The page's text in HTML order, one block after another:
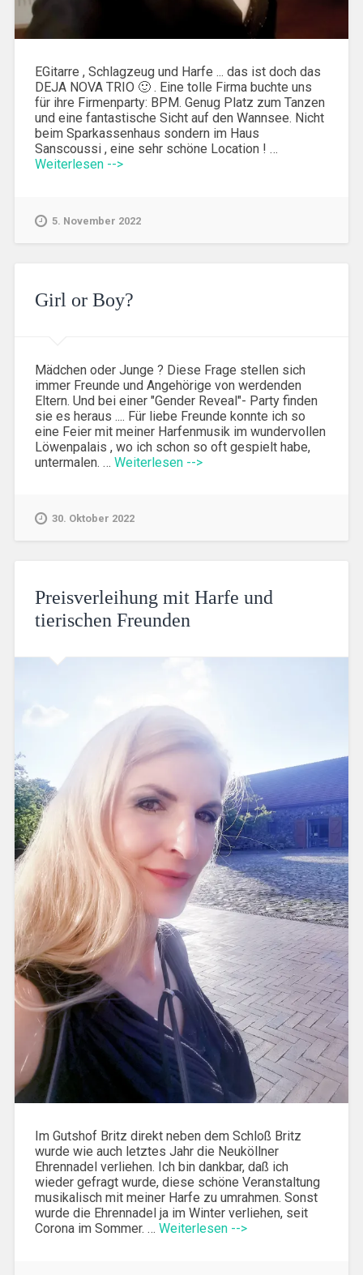
EGitarre , Schlagzeug und Harfe ... das ist doch das
DEJA NOVA TRIO 🙂 . Eine tolle Firma buchte uns
für ihre Firmenparty: BPM. Genug Platz zum Tanzen
und eine fantastische Sicht auf den Wannsee. Nicht
beim Sparkassenhaus sondern im Haus
Sanscoussi , eine sehr schöne Location ! …
Weiterlesen -->
5. November 2022
Girl or Boy?
Mädchen oder Junge ? Diese Frage stellen sich
immer Freunde und Angehörige von werdenden
Eltern. Und bei einer "Gender Reveal"- Party finden
sie es heraus .... Für liebe Freunde konnte ich so
eine Feier mit meiner Harfenmusik im wundervollen
Löwenpalais , wo ich schon so oft gespielt habe,
untermalen. … Weiterlesen -->
30. Oktober 2022
Preisverleihung mit Harfe und
tierischen Freunden
Im Gutshof Britz direkt neben dem Schloß Britz
wurde wie auch letztes Jahr die Neuköllner
Ehrennadel verliehen. Ich bin dankbar, daß ich
wieder gefragt wurde, diese schöne Veranstaltung
musikalisch mit meiner Harfe zu umrahmen. Sonst
wurde die Ehrennadel ja im Winter verliehen, seit
Corona im Sommer. … Weiterlesen -->